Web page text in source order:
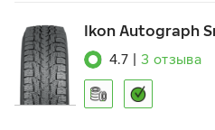
Ikon Autograph
4.7 3 отзыва